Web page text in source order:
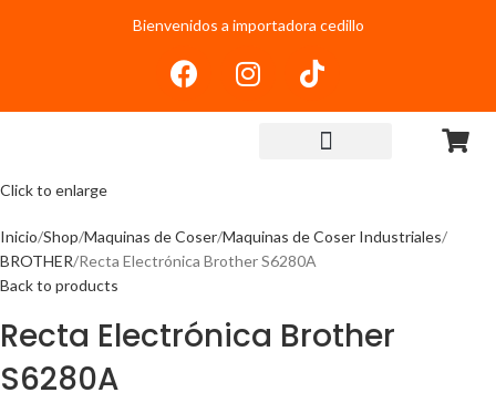
Bienvenidos a importadora cedillo
Click to enlarge
Inicio Shop Maquinas de Coser Maquinas de Coser Industriales
BROTHER Recta Electrónica Brother S6280A
Back to products
Recta Electrónica Brother
S6280A